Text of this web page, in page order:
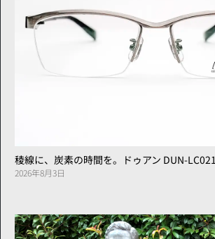
稜線に、炭素の時間を。ドゥアン DUN-LC021
2026年8月3日